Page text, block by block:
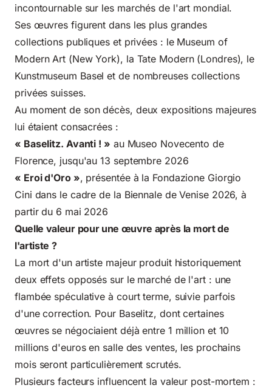
incontournable sur les marchés de l'art mondial.
Ses œuvres figurent dans les plus grandes
collections publiques et privées : le Museum of
Modern Art (New York), la Tate Modern (Londres), le
Kunstmuseum Basel et de nombreuses collections
privées suisses.
Au moment de son décès, deux expositions majeures
lui étaient consacrées :
« Baselitz. Avanti ! » au Museo Novecento de
Florence, jusqu'au 13 septembre 2026
« Eroi d'Oro », présentée à la Fondazione Giorgio
Cini dans le cadre de la Biennale de Venise 2026, à
partir du 6 mai 2026
Quelle valeur pour une œuvre après la mort de
l'artiste ?
La mort d'un artiste majeur produit historiquement
deux effets opposés sur le marché de l'art : une
flambée spéculative à court terme, suivie parfois
d'une correction. Pour Baselitz, dont certaines
œuvres se négociaient déjà entre 1 million et 10
millions d'euros en salle des ventes, les prochains
mois seront particulièrement scrutés.
Plusieurs facteurs influencent la valeur post-mortem :